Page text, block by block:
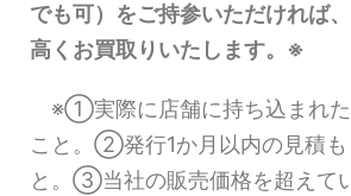
でも可）をご持参いただければ
高くお買取りいたします。※
※①実際に店舗に持ち込まれた
こと。②発行1か月以内の見積も
と。③当社の販売価格を超え